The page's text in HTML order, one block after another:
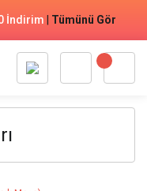
İndirim Tümünü Gör